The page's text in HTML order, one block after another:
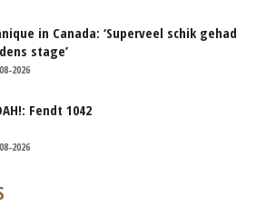
in Canada: ‘Superveel schik gehad
stage’
2026
Fendt 1042
2026